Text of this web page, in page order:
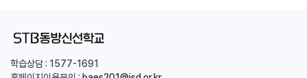
학습상담 : 1577-1691